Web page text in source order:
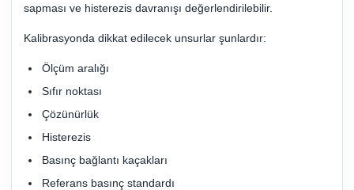
sapması ve histerezis davranışı değerlendirilebilir.
Kalibrasyonda dikkat edilecek unsurlar şunlardır:
Ölçüm aralığı
Sıfır noktası
Çözünürlük
Histerezis
Basınç bağlantı kaçakları
Referans basınç standardı